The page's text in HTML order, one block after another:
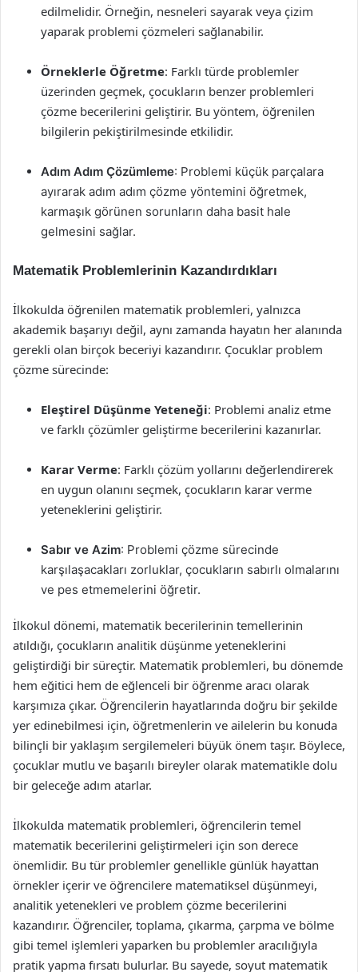
edilmelidir. Örneğin, nesneleri sayarak veya çizim
yaparak problemi çözmeleri sağlanabilir.
Örneklerle Öğretme: Farklı türde problemler
üzerinden geçmek, çocukların benzer problemleri
çözme becerilerini geliştirir. Bu yöntem, öğrenilen
bilgilerin pekiştirilmesinde etkilidir.
Adım Adım Çözümleme: Problemi küçük parçalara
ayırarak adım adım çözme yöntemini öğretmek,
karmaşık görünen sorunların daha basit hale
gelmesini sağlar.
Matematik Problemlerinin Kazandırdıkları
İlkokulda öğrenilen matematik problemleri, yalnızca
akademik başarıyı değil, aynı zamanda hayatın her alanında
gerekli olan birçok beceriyi kazandırır. Çocuklar problem
çözme sürecinde:
Eleştirel Düşünme Yeteneği: Problemi analiz etme
ve farklı çözümler geliştirme becerilerini kazanırlar.
Karar Verme: Farklı çözüm yollarını değerlendirerek
en uygun olanını seçmek, çocukların karar verme
yeteneklerini geliştirir.
Sabır ve Azim: Problemi çözme sürecinde
karşılaşacakları zorluklar, çocukların sabırlı olmalarını
ve pes etmemelerini öğretir.
İlkokul dönemi, matematik becerilerinin temellerinin
atıldığı, çocukların analitik düşünme yeteneklerini
geliştirdiği bir süreçtir. Matematik problemleri, bu dönemde
hem eğitici hem de eğlenceli bir öğrenme aracı olarak
karşımıza çıkar. Öğrencilerin hayatlarında doğru bir şekilde
yer edinebilmesi için, öğretmenlerin ve ailelerin bu konuda
bilinçli bir yaklaşım sergilemeleri büyük önem taşır. Böylece,
çocuklar mutlu ve başarılı bireyler olarak matematikle dolu
bir geleceğe adım atarlar.
İlkokulda matematik problemleri, öğrencilerin temel
matematik becerilerini geliştirmeleri için son derece
önemlidir. Bu tür problemler genellikle günlük hayattan
örnekler içerir ve öğrencilere matematiksel düşünmeyi,
analitik yetenekleri ve problem çözme becerilerini
kazandırır. Öğrenciler, toplama, çıkarma, çarpma ve bölme
gibi temel işlemleri yaparken bu problemler aracılığıyla
pratik yapma fırsatı bulurlar. Bu sayede, soyut matematik